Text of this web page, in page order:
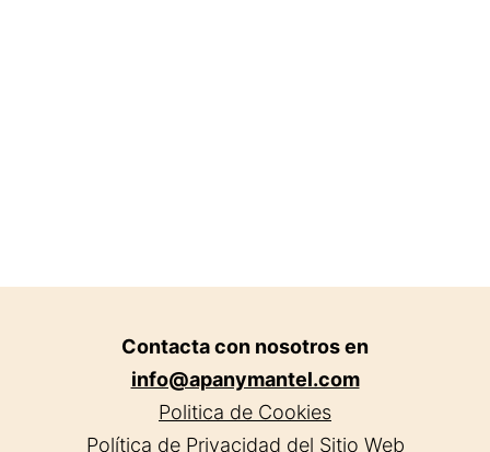
Contacta con nosotros en
info@apanymantel.com
Politica de Cookies
Política de Privacidad del Sitio Web